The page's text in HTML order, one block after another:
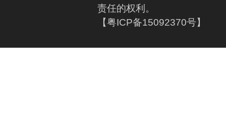
责任的权利。
【粤ICP备15092370号】